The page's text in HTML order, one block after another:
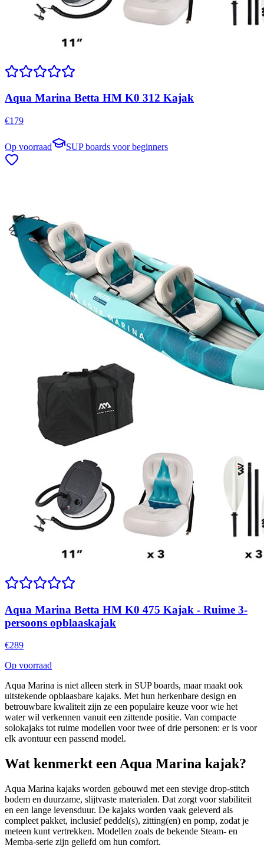
Aqua Marina Betta HM K0 312 Kajak
€179
Op voorraad SUP boards voor beginners
Aqua Marina Betta HM K0 475 Kajak - Ruime 3-
persoons opblaaskajak
€289
Op voorraad
Aqua Marina is niet alleen sterk in SUP boards, maar maakt ook
uitstekende opblaasbare kajaks. Met hun herkenbare design en
betrouwbare kwaliteit zijn ze een populaire keuze voor wie het
water wil verkennen vanuit een zittende positie. Van compacte
solokajaks tot ruime modellen voor twee of drie personen: er is voor
elk avontuur een passend model.
Wat kenmerkt een Aqua Marina kajak?
Aqua Marina kajaks worden gebouwd met een stevige drop-stitch
bodem en duurzame, slijtvaste materialen. Dat zorgt voor stabiliteit
en een lange levensduur. De kajaks worden vaak geleverd als
compleet pakket, inclusief peddel(s), zitting(en) en pomp, zodat je
meteen kunt vertrekken. Modellen zoals de bekende Steam- en
Memba-serie zijn geliefd om hun comfort.